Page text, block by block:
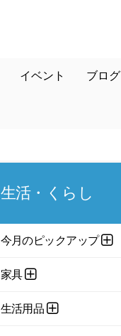
イベント ブログ
生活・くらし
今月のピックアップ
家具
生活用品